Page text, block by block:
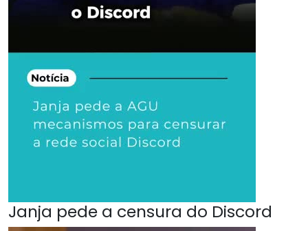
Janja pede a censura do Discord